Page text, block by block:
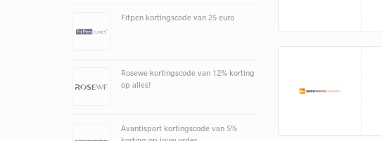
Fitpen kortingscode van 25 euro
Rosewe kortingscode van 12% korting
op alles!
Avantisport kortingscode van 5%